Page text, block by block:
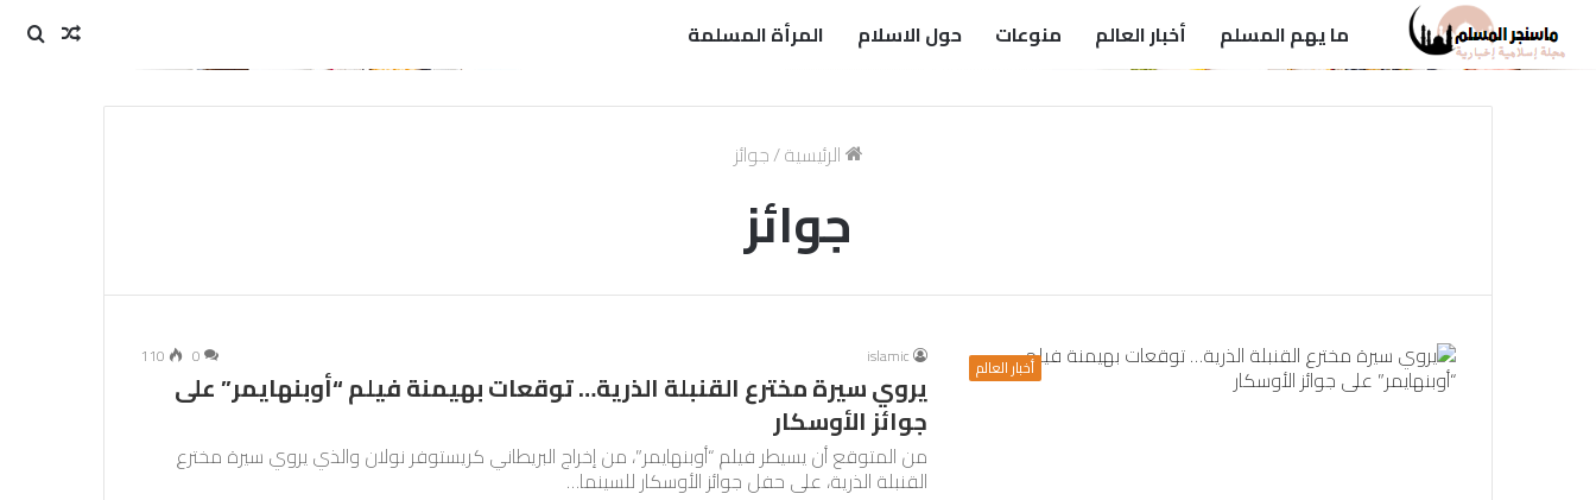
ما يهم المسلم أخبار العالم منوعات حول الاسلام المرأة المسلمة
مقال
الرئيسية/جوائز
جوائز
أخبار العالم islamic
0
110
يروي سيرة مخترع القنبلة الذرية… توقعات بهيمنة فيلم “أوبنهايمر” على
جوائز الأوسكار
من المتوقع أن يسيطر فيلم “أوبنهايمر”، من إخراج البريطاني كريستوفر نولان والذي يروي سيرة مخترع
القنبلة الذرية، على حفل جوائز الأوسكار للسينما…